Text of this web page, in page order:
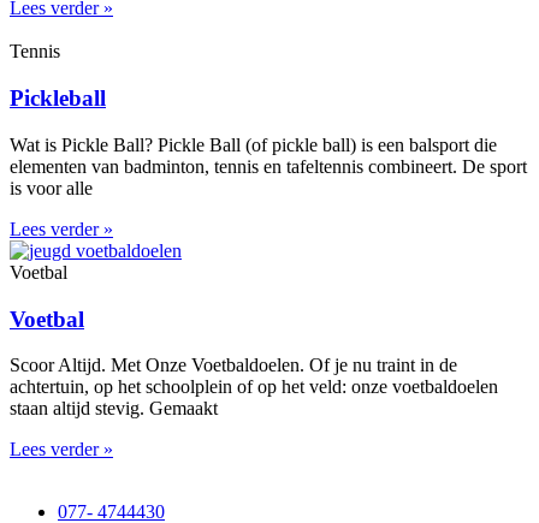
Lees verder »
Tennis
Pickleball
Wat is Pickle Ball? Pickle Ball (of pickle ball) is een balsport die
elementen van badminton, tennis en tafeltennis combineert. De sport
is voor alle
Lees verder »
Voetbal
Voetbal
Scoor Altijd. Met Onze Voetbaldoelen. Of je nu traint in de
achtertuin, op het schoolplein of op het veld: onze voetbaldoelen
staan altijd stevig. Gemaakt
Lees verder »
077- 4744430